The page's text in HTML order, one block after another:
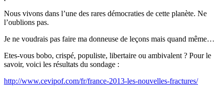
Nous vivons dans l’une des rares démocraties de cette planète. Ne
l’oublions pas.
Je ne voudrais pas faire ma donneuse de leçons mais quand même…
Etes-vous bobo, crispé, populiste, libertaire ou ambivalent ? Pour le
savoir, voici les résultats du sondage :
http://www.cevipof.com/fr/france-2013-les-nouvelles-fractures/